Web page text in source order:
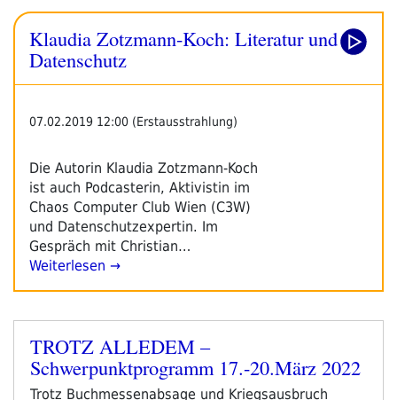
Literatur
Und
Datenschutz“
Klaudia Zotzmann-Koch: Literatur und
Datenschutz
07.02.2019 12:00 (Erstausstrahlung)
Die Autorin Klaudia Zotzmann-Koch
ist auch Podcasterin, Aktivistin im
Chaos Computer Club Wien (C3W)
und Datenschutzexpertin. Im
Gespräch mit Christian…
Weiterlesen →
Veröffentlicht
am
TROTZ ALLEDEM –
Schwerpunktprogramm 17.-20.März 2022
Trotz Buchmessenabsage und Kriegsausbruch